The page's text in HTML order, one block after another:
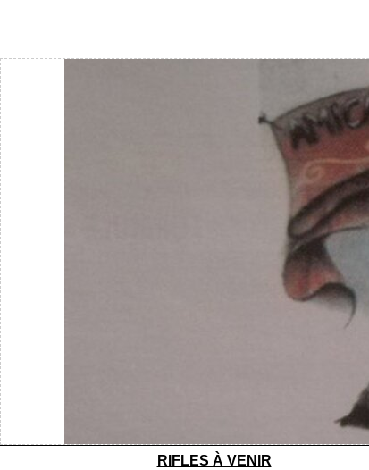
RIFLES À VENIR